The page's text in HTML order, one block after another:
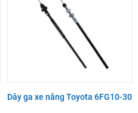
Dây ga xe nâng Toyota 6FG10-30